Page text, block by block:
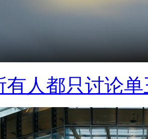
有人都只讨论单